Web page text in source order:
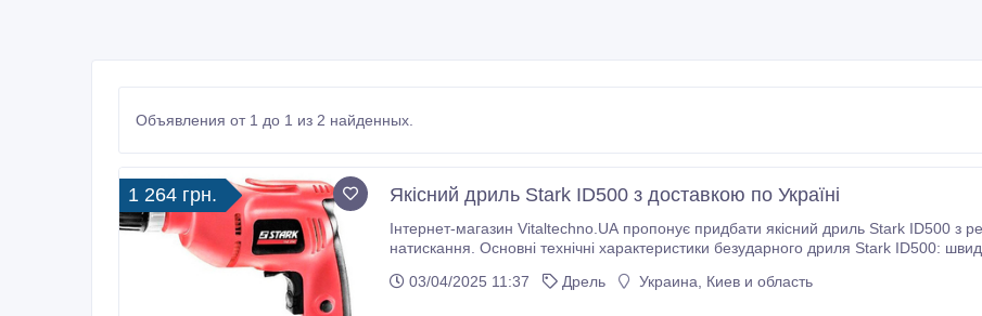
Объявления от 1 до 1 из 2 найденных.
1 264 грн. Якісний дриль Stark ID500 з доставкою по Україні
Інтернет-магазин Vitaltechno.UA пропонує придбати якісний дриль Stark ID500 з
натискання. Основні технічні характеристики безударного дриля Stark ID500:
сталі 10 мм та максимальний діаметр у дереві 20 мм.
03/04/2025 11:37 Дрель Украина, Киев и область